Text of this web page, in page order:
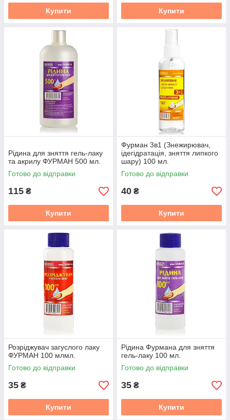
Купити Купити
Рідина для зняття гель-лаку
та акрилу ФУРМАН 500 мл.
Готово до відправки
115 ₴
Купити
Фурман 3в1 (Знежирювач,
ідегідратація, зняття липкого
шару) 100 мл.
Готово до відправки
40 ₴
Купити
Розріджувач загуслого лаку
ФУРМАН 100 млмл.
Готово до відправки
35 ₴
Купити
Рідина Фурмана для зняття
гель-лаку 100 мл.
Готово до відправки
35 ₴
Купити